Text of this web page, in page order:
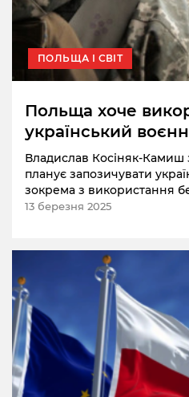
ПОЛЬЩА І СВІТ
Польща хоче
український
Владислав Косіняк-
планує запозичувати
зокрема з використання
13 березня 2025